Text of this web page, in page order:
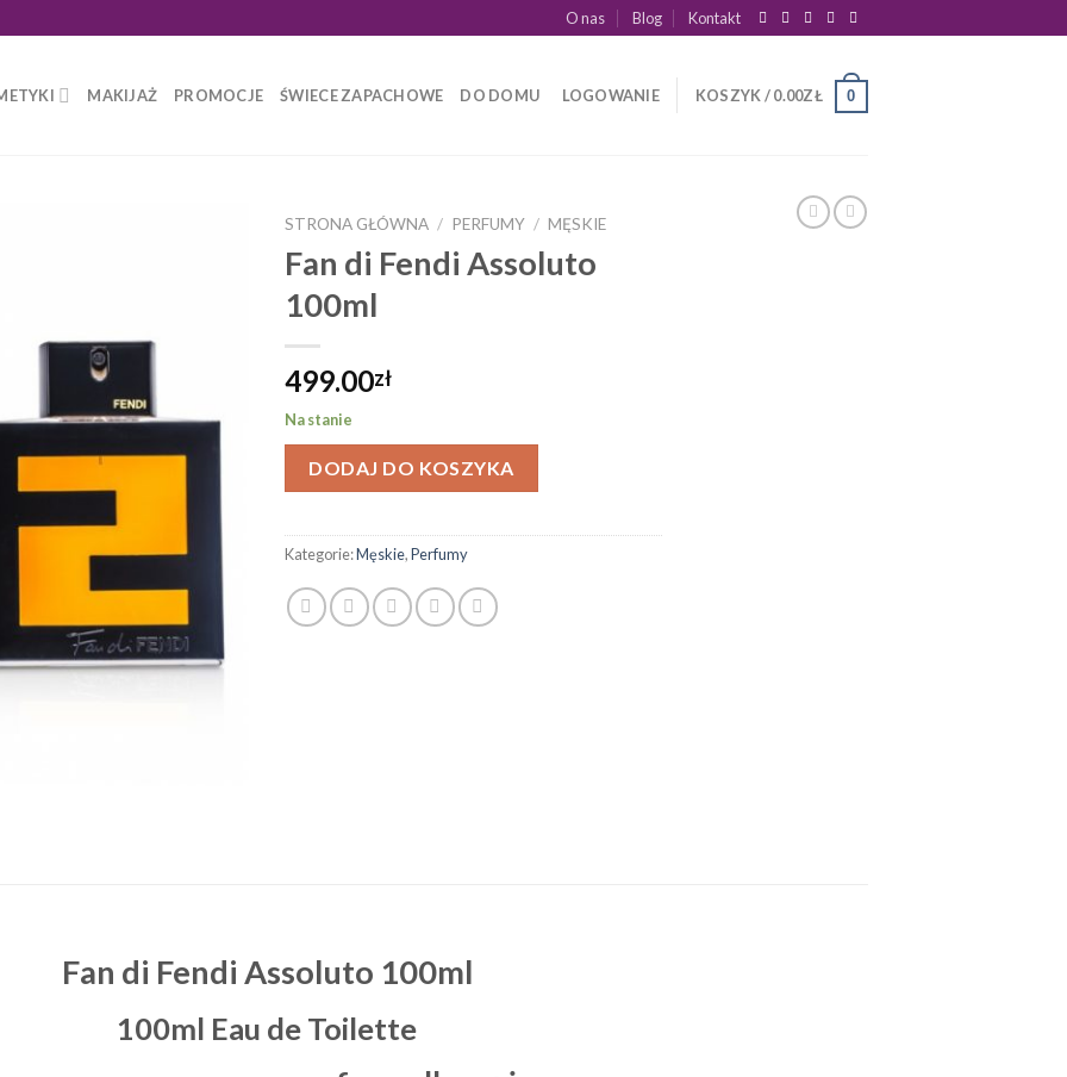
O nas Blog Kontakt
MAKIJAŻ PROMOCJE ŚWIECE ZAPACHOWE DO DOMU LOGOWANIE KOSZYK /0.00ZŁ 0
STRONA GŁÓWNA / PERFUMY / MĘSKIE
Fan di Fendi Assoluto
100ml
499.00zł
Na stanie
DODAJ DO KOSZYKA
Kategorie:Męskie,Perfumy
Fan di Fendi Assoluto 100ml
100ml Eau de Toilette